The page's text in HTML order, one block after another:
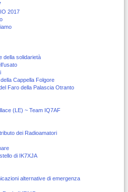
2017
della solidarietà
Cappella Folgore
Faro della Palascia Otranto
(LE) ~ Team IQ7AF
dei Radioamatori
di IK7XJA
alternative di emergenza